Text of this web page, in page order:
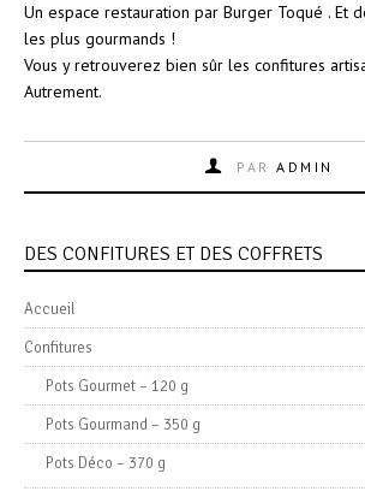
Un espace restauration par Burger Toqué . Et
les plus gourmands !
Vous y retrouverez bien sûr les confitures
Autrement.
PAR ADMIN
DES CONFITURES ET DES COFFRETS
Accueil
Confitures
Pots Gourmet – 120 g
Pots Gourmand – 350 g
Pots Déco – 370 g